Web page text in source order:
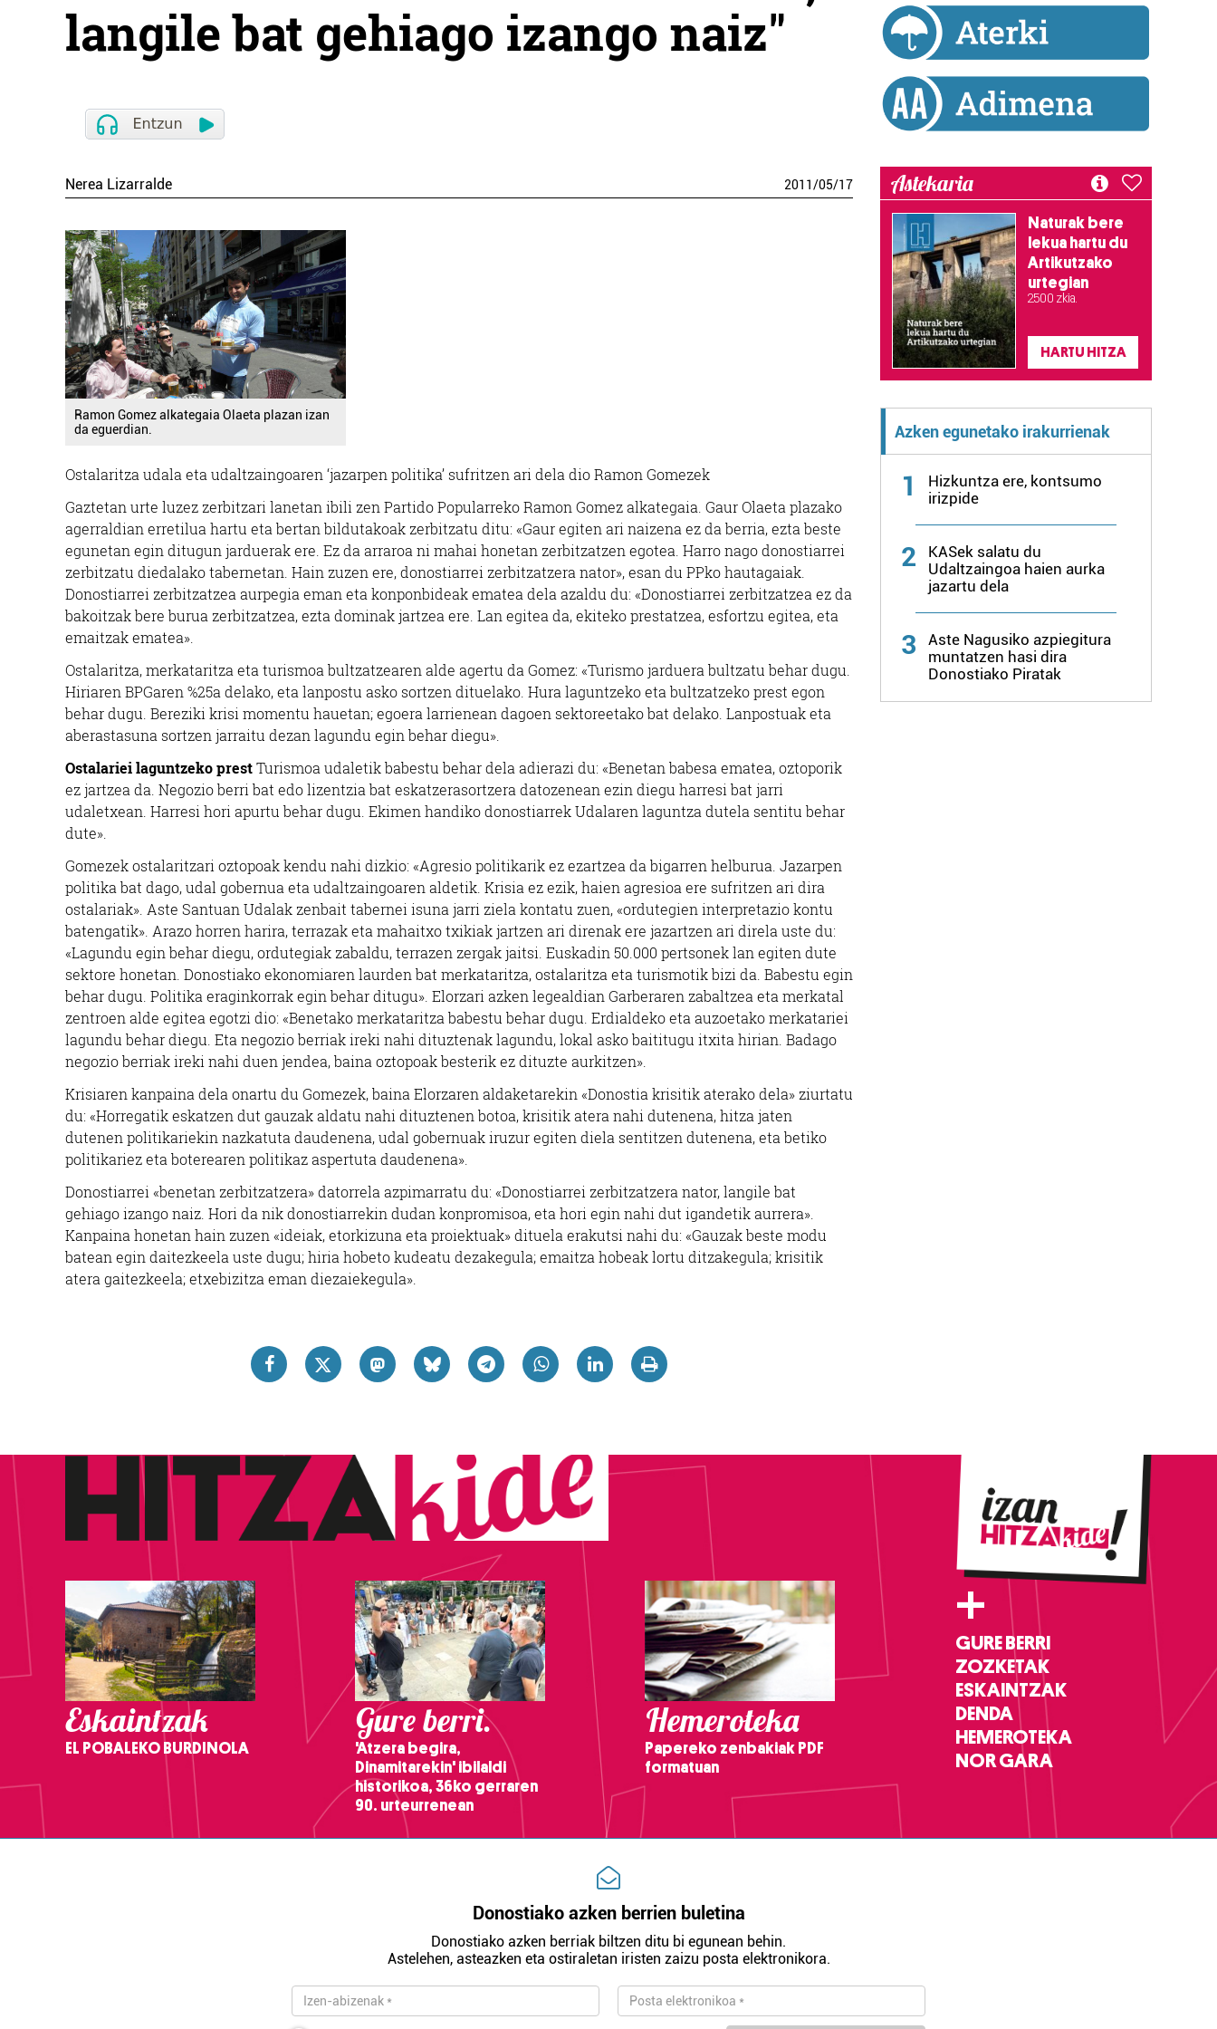
langile bat gehiago izango naiz"
Nerea Lizarralde 2011/05/17
Ramon Gomez alkategaia Olaeta plazan izan
da eguerdian.
Ostalaritza udala eta udaltzaingoaren ‘jazarpen politika’ sufritzen ari dela dio Ramon Gomezek
Gaztetan urte luzez zerbitzari lanetan ibili zen Partido Popularreko Ramon Gomez alkategaia. Gaur Olaeta plazako
agerraldian erretilua hartu eta bertan bildutakoak zerbitzatu ditu: «Gaur egiten ari naizena ez da berria, ezta beste
egunetan egin ditugun jarduerak ere. Ez da arraroa ni mahai honetan zerbitzatzen egotea. Harro nago donostiarrei
zerbitzatu diedalako tabernetan. Hain zuzen ere, donostiarrei zerbitzatzera nator», esan du PPko hautagaiak.
Donostiarrei zerbitzatzea aurpegia eman eta konponbideak ematea dela azaldu du: «Donostiarrei zerbitzatzea ez da
bakoitzak bere burua zerbitzatzea, ezta dominak jartzea ere. Lan egitea da, ekiteko prestatzea, esfortzu egitea, eta
emaitzak ematea».
Ostalaritza, merkataritza eta turismoa bultzatzearen alde agertu da Gomez: «Turismo jarduera bultzatu behar dugu.
Hiriaren BPGaren %25a delako, eta lanpostu asko sortzen dituelako. Hura laguntzeko eta bultzatzeko prest egon
behar dugu. Bereziki krisi momentu hauetan; egoera larrienean dagoen sektoreetako bat delako. Lanpostuak eta
aberastasuna sortzen jarraitu dezan lagundu egin behar diegu».
Ostalariei laguntzeko prestTurismoa udaletik babestu behar dela adierazi du: «Benetan babesa ematea, oztoporik
ez jartzea da. Negozio berri bat edo lizentzia bat eskatzerasortzera datozenean ezin diegu harresi bat jarri
udaletxean. Harresi hori apurtu behar dugu. Ekimen handiko donostiarrek Udalaren laguntza dutela sentitu behar
dute».
Gomezek ostalaritzari oztopoak kendu nahi dizkio: «Agresio politikarik ez ezartzea da bigarren helburua. Jazarpen
politika bat dago, udal gobernua eta udaltzaingoaren aldetik. Krisia ez ezik, haien agresioa ere sufritzen ari dira
ostalariak». Aste Santuan Udalak zenbait tabernei isuna jarri ziela kontatu zuen, «ordutegien interpretazio kontu
batengatik». Arazo horren harira, terrazak eta mahaitxo txikiak jartzen ari direnak ere jazartzen ari direla uste du:
«Lagundu egin behar diegu, ordutegiak zabaldu, terrazen zergak jaitsi. Euskadin 50.000 pertsonek lan egiten dute
sektore honetan. Donostiako ekonomiaren laurden bat merkataritza, ostalaritza eta turismotik bizi da. Babestu egin
behar dugu. Politika eraginkorrak egin behar ditugu». Elorzari azken legealdian Garberaren zabaltzea eta merkatal
zentroen alde egitea egotzi dio: «Benetako merkataritza babestu behar dugu. Erdialdeko eta auzoetako merkatariei
lagundu behar diegu. Eta negozio berriak ireki nahi dituztenak lagundu, lokal asko baititugu itxita hirian. Badago
negozio berriak ireki nahi duen jendea, baina oztopoak besterik ez dituzte aurkitzen».
Krisiaren kanpaina dela onartu du Gomezek, baina Elorzaren aldaketarekin «Donostia krisitik aterako dela» ziurtatu
du: «Horregatik eskatzen dut gauzak aldatu nahi dituztenen botoa, krisitik atera nahi dutenena, hitza jaten
dutenen politikariekin nazkatuta daudenena, udal gobernuak iruzur egiten diela sentitzen dutenena, eta betiko
politikariez eta boterearen politikaz aspertuta daudenena».
Donostiarrei «benetan zerbitzatzera» datorrela azpimarratu du: «Donostiarrei zerbitzatzera nator, langile bat
gehiago izango naiz. Hori da nik donostiarrekin dudan konpromisoa, eta hori egin nahi dut igandetik aurrera».
Kanpaina honetan hain zuzen «ideiak, etorkizuna eta proiektuak» dituela erakutsi nahi du: «Gauzak beste modu
batean egin daitezkeela uste dugu; hiria hobeto kudeatu dezakegula; emaitza hobeak lortu ditzakegula; krisitik
atera gaitezkeela; etxebizitza eman diezaiekegula».
Astekaria
Naturak bere
lekua hartu du
Artikutzako
urtegian
2.500 zkia.
HARTU HITZA
Azken egunetako irakurrienak
1
Hizkuntza ere, kontsumo
irizpide
2
KASek salatu du
Udaltzaingoa haien aurka
jazartu dela
3
Aste Nagusiko azpiegitura
muntatzen hasi dira
Donostiako Piratak
Eskaintzak
EL POBALEKO BURDINOLA
Gure berri.
'Atzera begira,
Dinamitarekin' ibilaldi
historikoa, 36ko gerraren
90. urteurrenean
Hemeroteka
Papereko zenbakiak PDF
formatuan
+
GURE BERRI
ZOZKETAK
ESKAINTZAK
DENDA
HEMEROTEKA
NOR GARA
Donostiako azken berrien buletina
Donostiako azken berriak biltzen ditu bi egunean behin.
Astelehen, asteazken eta ostiraletan iristen zaizu posta elektronikora.